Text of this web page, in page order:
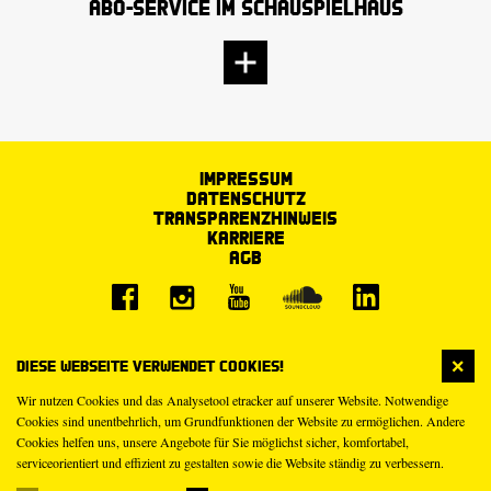
Diese Webseite verwendet Cookies!
Wir nutzen Cookies und das Analysetool etracker auf unserer Website. Notwendige
Cookies sind unentbehrlich, um Grundfunktionen der Website zu ermöglichen. Andere
Cookies helfen uns, unsere Angebote für Sie möglichst sicher, komfortabel,
serviceorientiert und effizient zu gestalten sowie die Website ständig zu verbessern.
Abo-Service im Schauspielhaus
Impressum
Datenschutz
Transparenzhinweis
Karriere
AGB